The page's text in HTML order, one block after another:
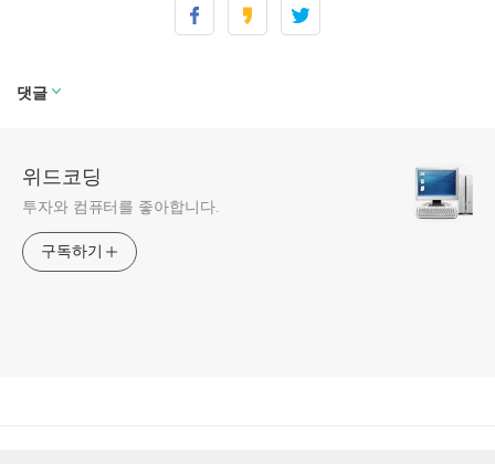
댓글
위드코딩
투자와 컴퓨터를 좋아합니다.
구독하기